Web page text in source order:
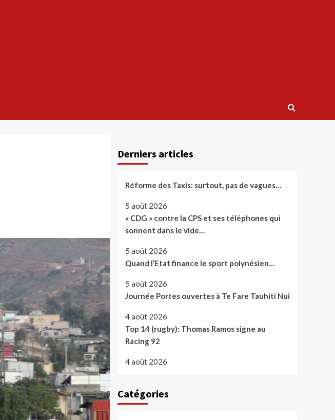
Derniers articles
Réforme des Taxis: surtout, pas de vagues…
5 août 2026
« CDG » contre la CPS et ses téléphones qui
sonnent dans le vide…
5 août 2026
Quand l’Etat finance le sport polynésien…
5 août 2026
Journée Portes ouvertes à Te Fare Tauhiti Nui
4 août 2026
Top 14 (rugby): Thomas Ramos signe au
Racing 92
4 août 2026
Catégories